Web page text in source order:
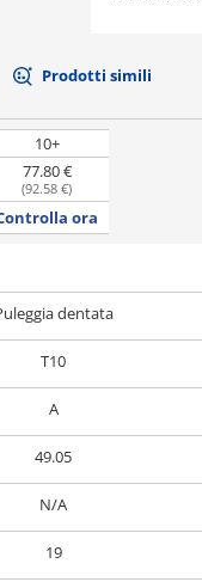
Prodotti simili
10+
77.80 €
(92.58 €)
ora
dentata
T10
A
49.05
N/A
19